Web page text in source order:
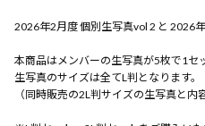
2026年2月度 個別生写真vol 2 と 2026
本商品はメンバーの生写真が5枚で1セ
生写真のサイズは全てL判となります。
（同時販売の2L判サイズの生写真と内